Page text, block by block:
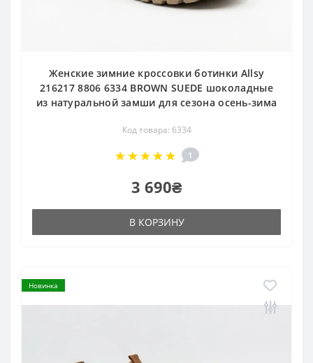
Женские зимние кроссовки ботинки Allsy
216217 8806 6334 BROWN SUEDE шоколадные
из натуральной замши для сезона осень-зима
Код товара: 6334
1
3 690₴
В КОРЗИНУ
Новинка